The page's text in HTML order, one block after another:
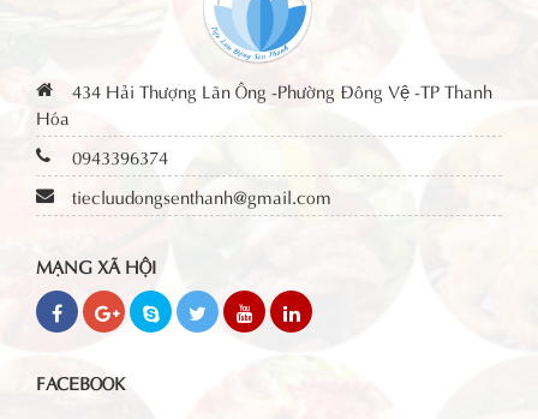
434 Hải Thượng Lãn Ông -Phường Đông Vệ -TP Thanh
Hóa
0943396374
tiecluudongsenthanh@gmail.com
MẠNG XÃ HỘI
FACEBOOK